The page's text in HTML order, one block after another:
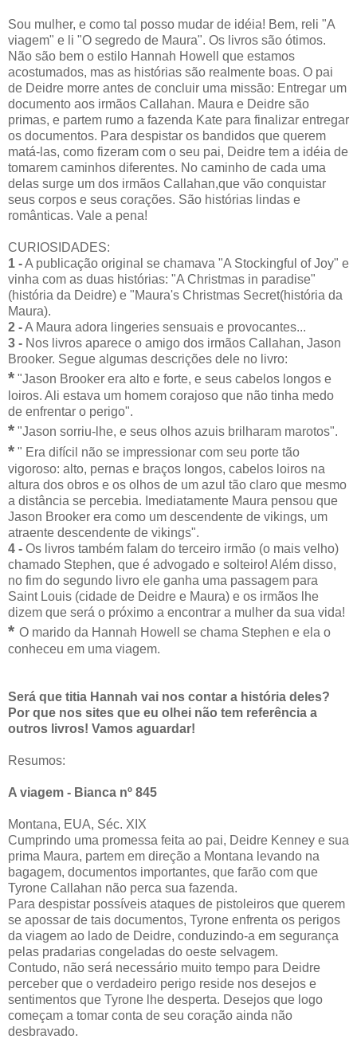
Sou mulher, e como tal posso mudar de idéia! Bem, reli "A
viagem" e li "O segredo de Maura". Os livros são ótimos.
Não são bem o estilo Hannah Howell que estamos
acostumados, mas as histórias são realmente boas. O pai
de Deidre morre antes de concluir uma missão: Entregar um
documento aos irmãos Callahan. Maura e Deidre são
primas, e partem rumo a fazenda Kate para finalizar entregar
os documentos. Para despistar os bandidos que querem
matá-las, como fizeram com o seu pai, Deidre tem a idéia de
tomarem caminhos diferentes. No caminho de cada uma
delas surge um dos irmãos Callahan,que vão conquistar
seus corpos e seus corações. São histórias lindas e
românticas. Vale a pena!
CURIOSIDADES:
1 -A publicação original se chamava "A Stockingful of Joy" e
vinha com as duas histórias: "A Christmas in paradise"
(história da Deidre) e "Maura's Christmas Secret(história da
Maura).
2 -A Maura adora lingeries sensuais e provocantes...
3 - Nos livros aparece o amigo dos irmãos Callahan, Jason
Brooker. Segue algumas descrições dele no livro:
* "Jason Brooker era alto e forte, e seus cabelos longos e
loiros. Ali estava um homem corajoso que não tinha medo
de enfrentar o perigo".
* "Jason sorriu-lhe, e seus olhos azuis brilharam marotos".
* " Era difícil não se impressionar com seu porte tão
vigoroso: alto, pernas e braços longos, cabelos loiros na
altura dos obros e os olhos de um azul tão claro que mesmo
a distância se percebia. Imediatamente Maura pensou que
Jason Brooker era como um descendente de vikings, um
atraente descendente de vikings".
4 - Os livros também falam do terceiro irmão (o mais velho)
chamado Stephen, que é advogado e solteiro! Além disso,
no fim do segundo livro ele ganha uma passagem para
Saint Louis (cidade de Deidre e Maura) e os irmãos lhe
dizem que será o próximo a encontrar a mulher da sua vida!
* O marido da Hannah Howell se chama Stephen e ela o
conheceu em uma viagem.
Será que titia Hannah vai nos contar a história deles?
Por que nos sites que eu olhei não tem referência a
outros livros! Vamos aguardar!
Resumos:
A viagem - Bianca nº 845
Montana, EUA, Séc. XIX
Cumprindo uma promessa feita ao pai, Deidre Kenney e sua
prima Maura, partem em direção a Montana levando na
bagagem, documentos importantes, que farão com que
Tyrone Callahan não perca sua fazenda.
Para despistar possíveis ataques de pistoleiros que querem
se apossar de tais documentos, Tyrone enfrenta os perigos
da viagem ao lado de Deidre, conduzindo-a em segurança
pelas pradarias congeladas do oeste selvagem.
Contudo, não será necessário muito tempo para Deidre
perceber que o verdadeiro perigo reside nos desejos e
sentimentos que Tyrone lhe desperta. Desejos que logo
começam a tomar conta de seu coração ainda não
desbravado.